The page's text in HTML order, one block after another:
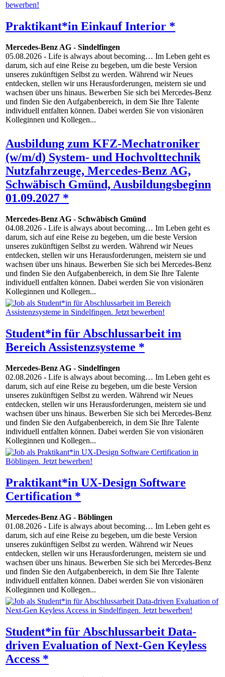
Praktikant*in Einkauf Interior *
Mercedes-Benz AG - Sindelfingen
05.08.2026 - Life is always about becoming… Im Leben geht es
darum, sich auf eine Reise zu begeben, um die beste Version
unseres zukünftigen Selbst zu werden. Während wir Neues
entdecken, stellen wir uns Herausforderungen, meistern sie und
wachsen über uns hinaus. Bewerben Sie sich bei Mercedes-Benz
und finden Sie den Aufgabenbereich, in dem Sie Ihre Talente
individuell entfalten können. Dabei werden Sie von visionären
Kolleginnen und Kollegen...
Ausbildung zum KFZ-Mechatroniker
(w/m/d) System- und Hochvolttechnik
Nutzfahrzeuge, Mercedes-Benz AG,
Schwäbisch Gmünd, Ausbildungsbeginn
01.09.2027 *
Mercedes-Benz AG - Schwäbisch Gmünd
04.08.2026 - Life is always about becoming… Im Leben geht es
darum, sich auf eine Reise zu begeben, um die beste Version
unseres zukünftigen Selbst zu werden. Während wir Neues
entdecken, stellen wir uns Herausforderungen, meistern sie und
wachsen über uns hinaus. Bewerben Sie sich bei Mercedes-Benz
und finden Sie den Aufgabenbereich, in dem Sie Ihre Talente
individuell entfalten können. Dabei werden Sie von visionären
Kolleginnen und Kollegen...
Student*in für Abschlussarbeit im
Bereich Assistenzsysteme *
Mercedes-Benz AG - Sindelfingen
02.08.2026 - Life is always about becoming… Im Leben geht es
darum, sich auf eine Reise zu begeben, um die beste Version
unseres zukünftigen Selbst zu werden. Während wir Neues
entdecken, stellen wir uns Herausforderungen, meistern sie und
wachsen über uns hinaus. Bewerben Sie sich bei Mercedes-Benz
und finden Sie den Aufgabenbereich, in dem Sie Ihre Talente
individuell entfalten können. Dabei werden Sie von visionären
Kolleginnen und Kollegen...
Praktikant*in UX-Design Software
Certification *
Mercedes-Benz AG - Böblingen
01.08.2026 - Life is always about becoming… Im Leben geht es
darum, sich auf eine Reise zu begeben, um die beste Version
unseres zukünftigen Selbst zu werden. Während wir Neues
entdecken, stellen wir uns Herausforderungen, meistern sie und
wachsen über uns hinaus. Bewerben Sie sich bei Mercedes-Benz
und finden Sie den Aufgabenbereich, in dem Sie Ihre Talente
individuell entfalten können. Dabei werden Sie von visionären
Kolleginnen und Kollegen...
Student*in für Abschlussarbeit Data-
driven Evaluation of Next-Gen Keyless
Access *